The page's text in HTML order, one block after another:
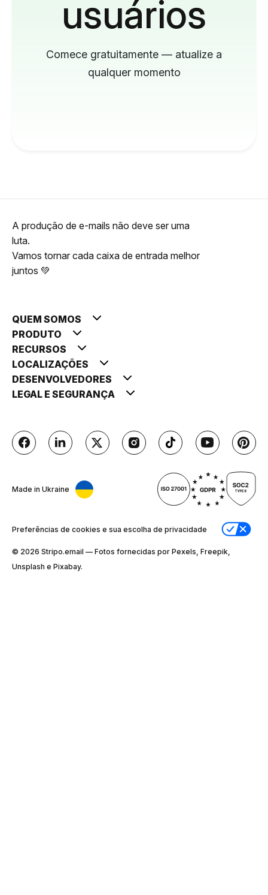
usuários
Comece gratuitamente — atualize a
qualquer momento
A produção de e-mails não deve ser uma
luta.
Vamos tornar cada caixa de entrada melhor
juntos 💚
QUEM SOMOS
PRODUTO
RECURSOS
LOCALIZAÇÕES
DESENVOLVEDORES
LEGAL E SEGURANÇA
Made in Ukraine
Preferências de cookies e sua escolha de privacidade
© 2026 Stripо.email — Fotos fornecidas por Pexels, Freepik,
Unsplash e Pixabay.